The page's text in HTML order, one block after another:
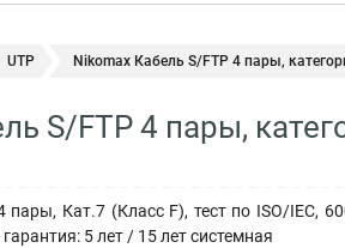
UTP Nikomax Кабель S/FTP 4 пары,
S/FTP 4 пары,
пары, Кат.7 (Класс F), тест по ISO/IEC,
5 лет / 15 лет системная